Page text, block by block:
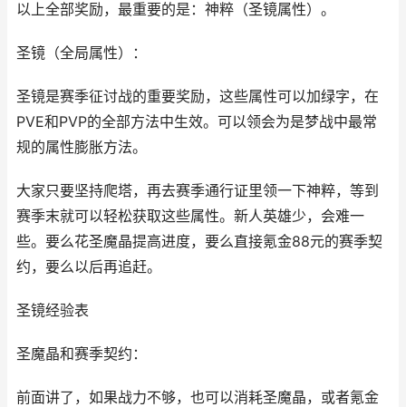
以上全部奖励，最重要的是：神粹（圣镜属性）。
圣镜（全局属性）：
圣镜是赛季征讨战的重要奖励，这些属性可以加绿字，在
PVE和PVP的全部方法中生效。可以领会为是梦战中最常
规的属性膨胀方法。
大家只要坚持爬塔，再去赛季通行证里领一下神粹，等到
赛季末就可以轻松获取这些属性。新人英雄少，会难一
些。要么花圣魔晶提高进度，要么直接氪金88元的赛季契
约，要么以后再追赶。
圣镜经验表
圣魔晶和赛季契约：
前面讲了，如果战力不够，也可以消耗圣魔晶，或者氪金